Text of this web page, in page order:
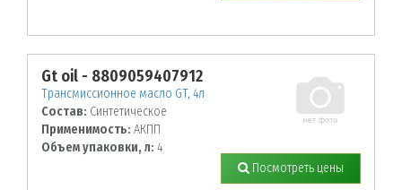
Gt oil - 8809059407912
Трансмиссионное масло GT, 4л
Состав: Синтетическое
Применимость: АКПП
Объем упаковки, л: 4
Посмотреть цены